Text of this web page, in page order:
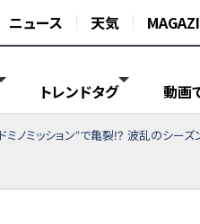
ニュース 天気
トレンドタグ 動画
ミノミッション”で亀裂!? 波乱のシー